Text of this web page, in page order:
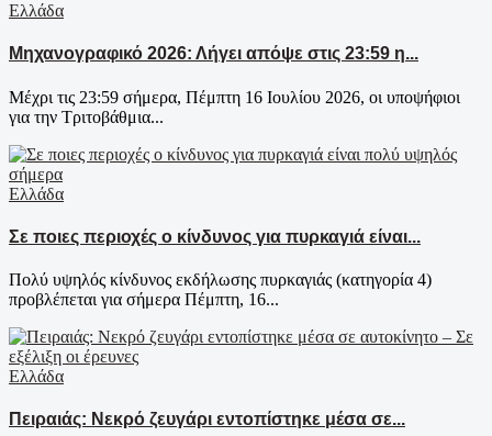
Ελλάδα
Μηχανογραφικό 2026: Λήγει απόψε στις 23:59 η...
Μέχρι τις 23:59 σήμερα, Πέμπτη 16 Ιουλίου 2026, οι υποψήφιοι
για την Τριτοβάθμια...
Ελλάδα
Σε ποιες περιοχές ο κίνδυνος για πυρκαγιά είναι...
Πολύ υψηλός κίνδυνος εκδήλωσης πυρκαγιάς (κατηγορία 4)
προβλέπεται για σήμερα Πέμπτη, 16...
Ελλάδα
Πειραιάς: Νεκρό ζευγάρι εντοπίστηκε μέσα σε...